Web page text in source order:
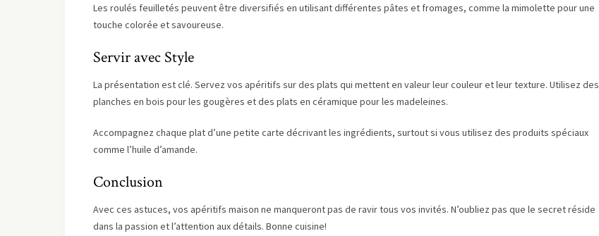
Les roulés feuilletés peuvent être diversifiés en utilisant différentes pâtes et fromages, comme la mimolette pour une
touche colorée et savoureuse.
Servir avec Style
La présentation est clé. Servez vos apéritifs sur des plats qui mettent en valeur leur couleur et leur texture. Utilisez des
planches en bois pour les gougères et des plats en céramique pour les madeleines.
Accompagnez chaque plat d’une petite carte décrivant les ingrédients, surtout si vous utilisez des produits spéciaux
comme l’huile d’amande.
Conclusion
Avec ces astuces, vos apéritifs maison ne manqueront pas de ravir tous vos invités. N’oubliez pas que le secret réside
dans la passion et l’attention aux détails. Bonne cuisine!